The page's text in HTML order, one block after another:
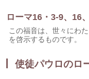
ローマ16・3-9、16
この福音は、世々にわ
を啓示するものです。
使徒パウロのロ